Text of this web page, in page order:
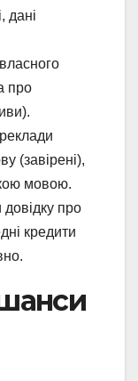
дані
про
(завірені),
мовою.
довідку про
кредити